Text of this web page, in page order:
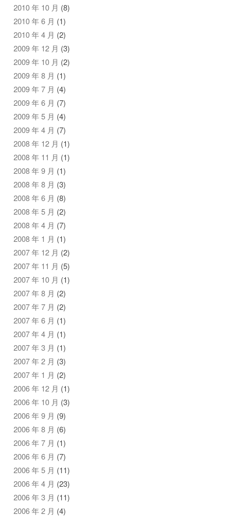
2010 年 10 月 (8)
2010 年 6 月 (1)
2010 年 4 月 (2)
2009 年 12 月 (3)
2009 年 10 月 (2)
2009 年 8 月 (1)
2009 年 7 月 (4)
2009 年 6 月 (7)
2009 年 5 月 (4)
2009 年 4 月 (7)
2008 年 12 月 (1)
2008 年 11 月 (1)
2008 年 9 月 (1)
2008 年 8 月 (3)
2008 年 6 月 (8)
2008 年 5 月 (2)
2008 年 4 月 (7)
2008 年 1 月 (1)
2007 年 12 月 (2)
2007 年 11 月 (5)
2007 年 10 月 (1)
2007 年 8 月 (2)
2007 年 7 月 (2)
2007 年 6 月 (1)
2007 年 4 月 (1)
2007 年 3 月 (1)
2007 年 2 月 (3)
2007 年 1 月 (2)
2006 年 12 月 (1)
2006 年 10 月 (3)
2006 年 9 月 (9)
2006 年 8 月 (6)
2006 年 7 月 (1)
2006 年 6 月 (7)
2006 年 5 月 (11)
2006 年 4 月 (23)
2006 年 3 月 (11)
2006 年 2 月 (4)